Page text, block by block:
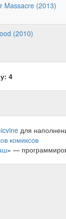
Massacre (2013)
(2010)
4
для
комиксов
» —